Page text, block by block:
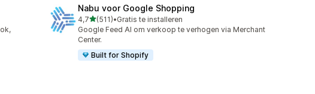
Nabu voor Google Shopping
4,7van 5 sterren
(511)
511 recensies in totaal
•Gratis te installeren
Google Feed AI om verkoop te verhogen via Merchant
Center.
Built for Shopify